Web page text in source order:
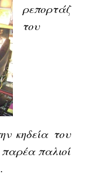
ρεπορτάζ
του
κηδεία του
παλιοί